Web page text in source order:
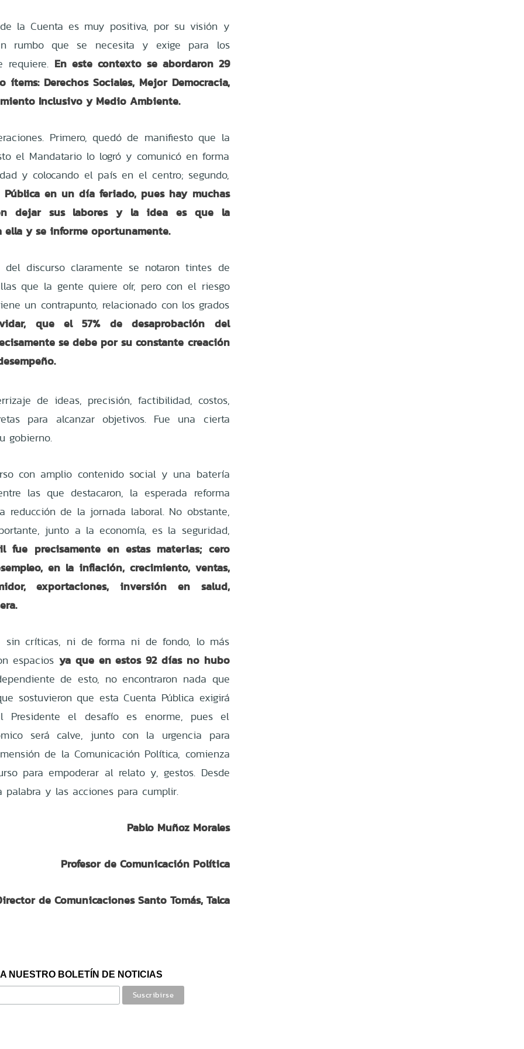
la Cuenta es muy positiva, por su visión y
rumbo que se necesita y exige para los
requiere. En este contexto se abordaron 29
Derechos Sociales, Mejor Democracia,
Inclusivo y Medio Ambiente.
Primero, quedó de manifiesto que la
el Mandatario lo logró y comunicó en forma
y colocando el país en el centro; segundo,
en un día feriado, pues hay muchas
dejar sus labores y la idea es que la
ella y se informe oportunamente.
del discurso claramente se notaron tintes de
que la gente quiere oír, pero con el riesgo
un contrapunto, relacionado con los grados
que el 57% de desaprobación del
se debe por su constante creación
de ideas, precisión, factibilidad, costos,
para alcanzar objetivos. Fue una cierta
gobierno.
con amplio contenido social y una batería
las que destacaron, la esperada reforma
reducción de la jornada laboral. No obstante,
junto a la economía, es la seguridad,
fue precisamente en estas materias; cero
en la inflación, crecimiento, ventas,
exportaciones, inversión en salud,
sin críticas, ni de forma ni de fondo, lo más
espaciosya que en estos 92 días no hubo
de esto, no encontraron nada que
sostuvieron que esta Cuenta Pública exigirá
Presidente el desafío es enorme, pues el
será calve, junto con la urgencia para
de la Comunicación Política, comienza
para empoderar al relato y, gestos. Desde
y las acciones para cumplir.
Pablo Muñoz Morales
Profesor de Comunicación Política
de Comunicaciones Santo Tomás, Talca
NUESTRO BOLETÍN DE NOTICIAS